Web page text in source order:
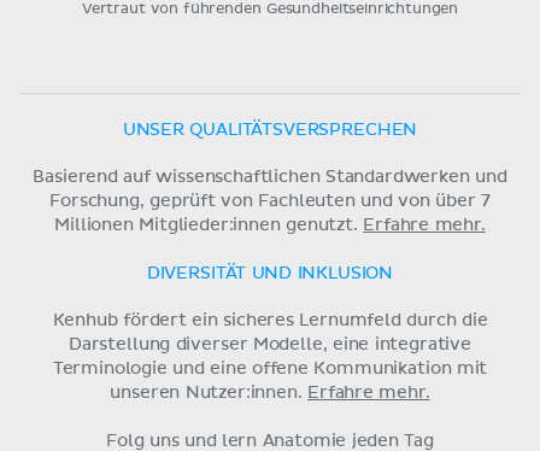
Vertraut von führenden Gesundheitseinrichtungen
UNSER QUALITÄTSVERSPRECHEN
Basierend auf wissenschaftlichen Standardwerken und
Forschung, geprüft von Fachleuten und von über 7
Millionen Mitglieder:innen genutzt. Erfahre mehr.
DIVERSITÄT UND INKLUSION
Kenhub fördert ein sicheres Lernumfeld durch die
Darstellung diverser Modelle, eine integrative
Terminologie und eine offene Kommunikation mit
unseren Nutzer:innen. Erfahre mehr.
Folg uns und lern Anatomie jeden Tag